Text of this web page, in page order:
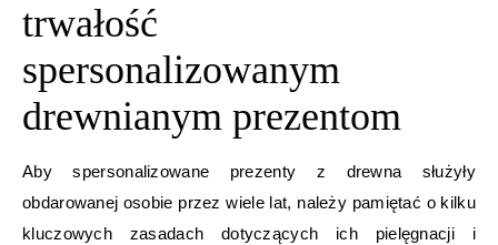
trwałość
spersonalizowanym
drewnianym prezentom
Aby spersonalizowane prezenty z drewna służyły
obdarowanej osobie przez wiele lat, należy pamiętać o kilku
kluczowych zasadach dotyczących ich pielęgnacji i